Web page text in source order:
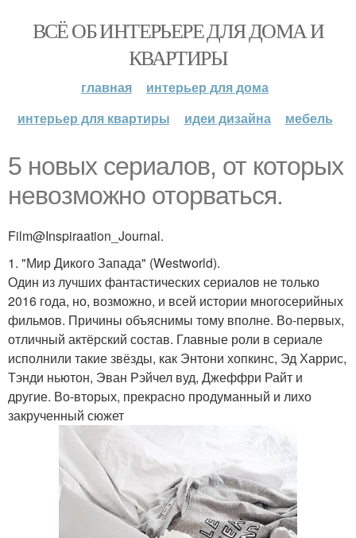
ВСЁ ОБ ИНТЕРЬЕРЕ ДЛЯ ДОМА И
КВАРТИРЫ
главная
интерьер для дома
интерьер для квартиры
идеи дизайна мебель
5 новых сериалов, от которых
невозможно оторваться.
Film@Inspiraation_Journal.
1. "Мир Дикого Запада" (Westworld).
Один из лучших фантастических сериалов не только
2016 года, но, возможно, и всей истории многосерийных
фильмов. Причины объяснимы тому вполне. Во-первых,
отличный актёрский состав. Главные роли в сериале
исполнили такие звёзды, как Энтони хопкинс, Эд Харрис,
Тэнди ньютон, Эван Рэйчел вуд, Джеффри Райт и
другие. Во-вторых, прекрасно продуманный и лихо
закрученный сюжет